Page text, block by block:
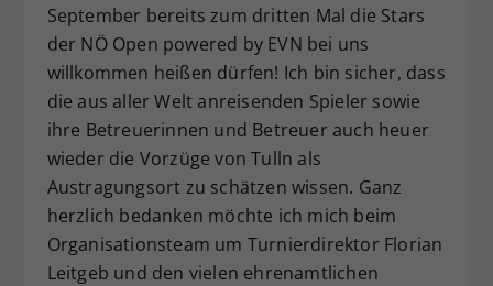
September bereits zum dritten Mal die Stars
der NÖ Open powered by EVN bei uns
willkommen heißen dürfen! Ich bin sicher, dass
die aus aller Welt anreisenden Spieler sowie
ihre Betreuerinnen und Betreuer auch heuer
wieder die Vorzüge von Tulln als
Austragungsort zu schätzen wissen. Ganz
herzlich bedanken möchte ich mich beim
Organisationsteam um Turnierdirektor Florian
Leitgeb und den vielen ehrenamtlichen